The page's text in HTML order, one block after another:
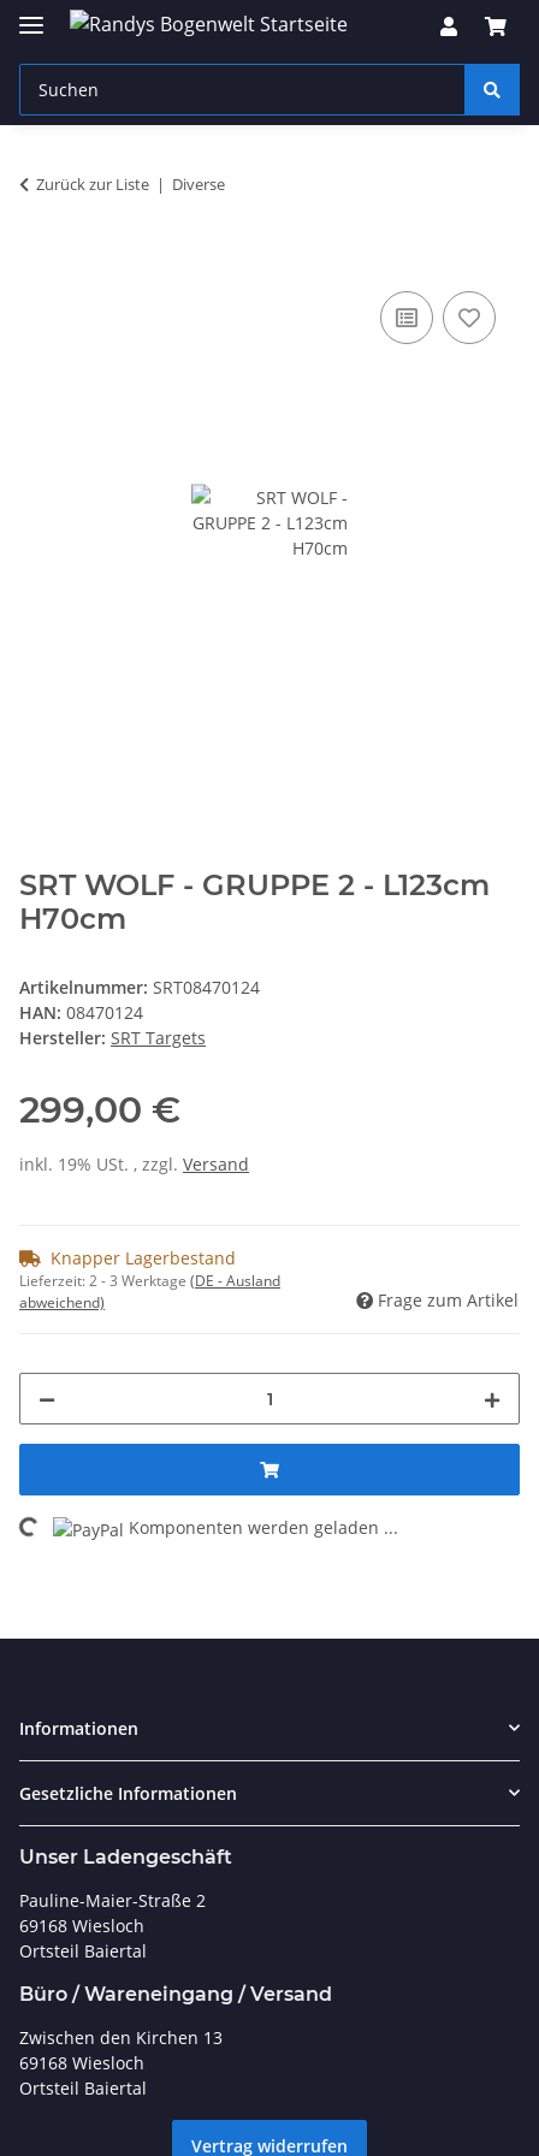
Zurück zur Liste Diverse
SRT WOLF - GRUPPE 2 - L123cm
H70cm
Artikelnummer: SRT08470124
HAN: 08470124
Hersteller: SRT Targets
299,00 €
inkl. 19% USt. , zzgl. Versand
Knapper Lagerbestand
Lieferzeit:2 - 3 Werktage (DE - Ausland
abweichend)
Frage zum Artikel
Loading... Komponenten werden geladen ...
Informationen
Gesetzliche Informationen
Unser Ladengeschäft
Pauline-Maier-Straße 2
69168 Wiesloch
Ortsteil Baiertal
Büro / Wareneingang / Versand
Zwischen den Kirchen 13
69168 Wiesloch
Ortsteil Baiertal
Vertrag widerrufen